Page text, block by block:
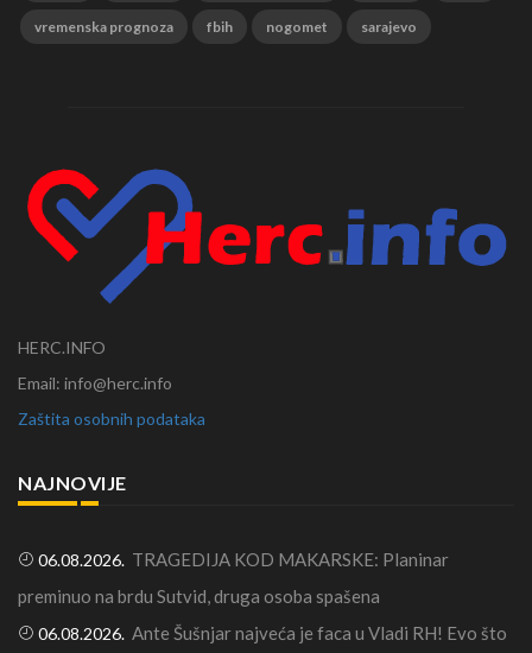
vremenska prognoza fbih nogomet sarajevo
HERC.INFO
Email: info@herc.info
Zaštita osobnih podataka
NAJNOVIJE
06.08.2026. TRAGEDIJA KOD MAKARSKE: Planinar
preminuo na brdu Sutvid, druga osoba spašena
06.08.2026. Ante Šušnjar najveća je faca u Vladi RH! Evo što